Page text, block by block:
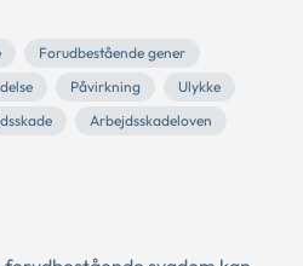
Forudbestående gener
Påvirkning
Ulykke
Arbejdsskadeloven